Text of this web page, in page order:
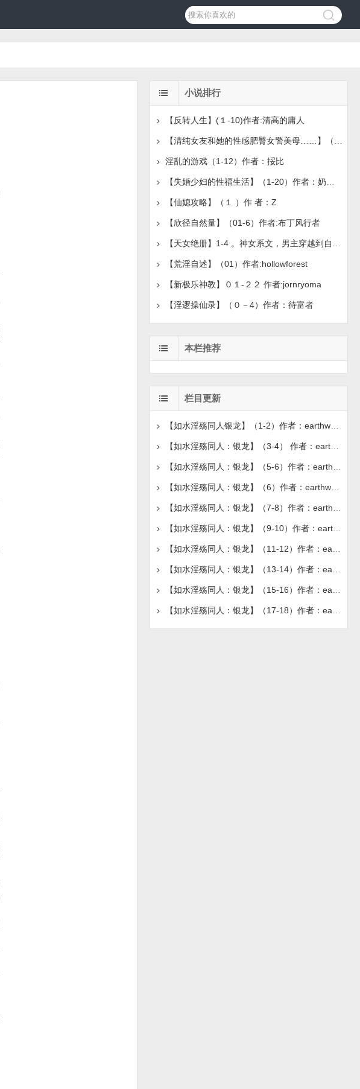
小说排行
【反转人生】(１-10)作者:清高的庸人
淫乱的游戏（1-12）作者：挼比
【仙媳攻略】（１ ）作 者：Z
【欣径自然量】（01-6）作者:布丁风行者
【荒淫自述】（01）作者:hollowforest
【新极乐神教】０１-２２ 作者:jornryoma
【淫逻操仙录】（０－4）作者：待富者
本栏推荐
栏目更新
【如水淫殇同人银龙】（1-2）作者：earthwoung
【如水淫殇同人：银龙】（3-4） 作者：earthwoung
【如水淫殇同人：银龙】（6）作者：earthwoung
【如水淫殇同人：银龙】（9-10）作者：earthwoung